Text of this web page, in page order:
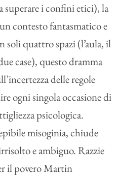
superare i confini etici), la
contesto fantasmatico e
quattro spazi (l’aula, il
case), questo dramma
delle regole
ogni singola occasione di
psicologica.
misoginia, chiude
e ambiguo. Razzie
il povero Martin